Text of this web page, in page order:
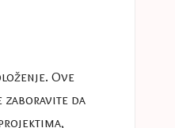
Ove
da